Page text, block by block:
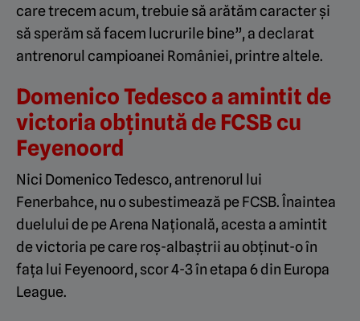
care trecem acum, trebuie să arătăm caracter și
să sperăm să facem lucrurile bine”, a declarat
antrenorul campioanei României, printre altele.
Domenico Tedesco a amintit de
victoria obținută de FCSB cu
Feyenoord
Nici Domenico Tedesco, antrenorul lui
Fenerbahce, nu o subestimează pe FCSB. Înaintea
duelului de pe Arena Națională, acesta a amintit
de victoria pe care roș-albaștrii au obținut-o în
fața lui Feyenoord, scor 4-3 în etapa 6 din Europa
League.